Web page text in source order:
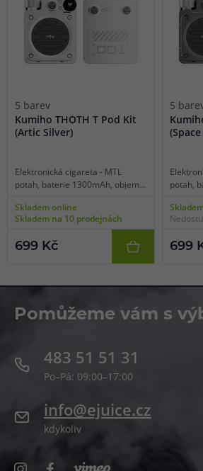
5 barev
Kumiho THOTH T Pod Kit
(Artic Silver)
Elektronická cigareta - MTL
potah, baterie 1300mAh, objem
spínání, automatický výkon až
35W, dobíjení USB-C, regulace
odporu, robustní kovové tělo,
platforma THOTH, perfektní
Skladem online
Skladem na 10 prodejnách
699 Kč
5
potah,
spínání,
35W,
odporu,
699
Pomůžeme vám s
483 51 51 31
Po–Pá: 09:00–17:00
info@ejuice.cz
kdykoliv